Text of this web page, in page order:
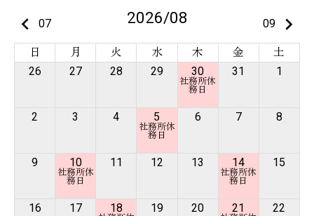
keyboard_arrow_left 07 2026/08 09 keyboard_arrow_right
日 月 火 水 木 金
土
26
27 28 29 30 31 1
2 3 4 5 6 7 8
9 10 11 12 13 14 15
16 17 18 19 20 21 22